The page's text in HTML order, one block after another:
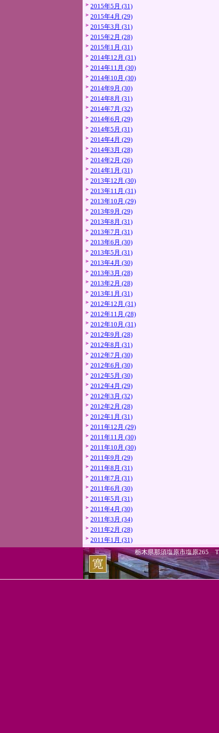
2015年5月 (31)
2015年4月 (29)
2015年3月 (31)
2015年2月 (28)
2015年1月 (31)
2014年12月 (31)
2014年11月 (30)
2014年10月 (30)
2014年9月 (30)
2014年8月 (31)
2014年7月 (32)
2014年6月 (29)
2014年5月 (31)
2014年4月 (29)
2014年3月 (28)
2014年2月 (26)
2014年1月 (31)
2013年12月 (30)
2013年11月 (31)
2013年10月 (29)
2013年9月 (29)
2013年8月 (31)
2013年7月 (31)
2013年6月 (30)
2013年5月 (31)
2013年4月 (30)
2013年3月 (28)
2013年2月 (28)
2013年1月 (31)
2012年12月 (31)
2012年11月 (28)
2012年10月 (31)
2012年9月 (28)
2012年8月 (31)
2012年7月 (30)
2012年6月 (30)
2012年5月 (30)
2012年4月 (29)
2012年3月 (32)
2012年2月 (28)
2012年1月 (31)
2011年12月 (29)
2011年11月 (30)
2011年10月 (30)
2011年9月 (29)
2011年8月 (31)
2011年7月 (31)
2011年6月 (30)
2011年5月 (31)
2011年4月 (30)
2011年3月 (34)
2011年2月 (28)
2011年1月 (31)
栃木県那須塩原市塩原265